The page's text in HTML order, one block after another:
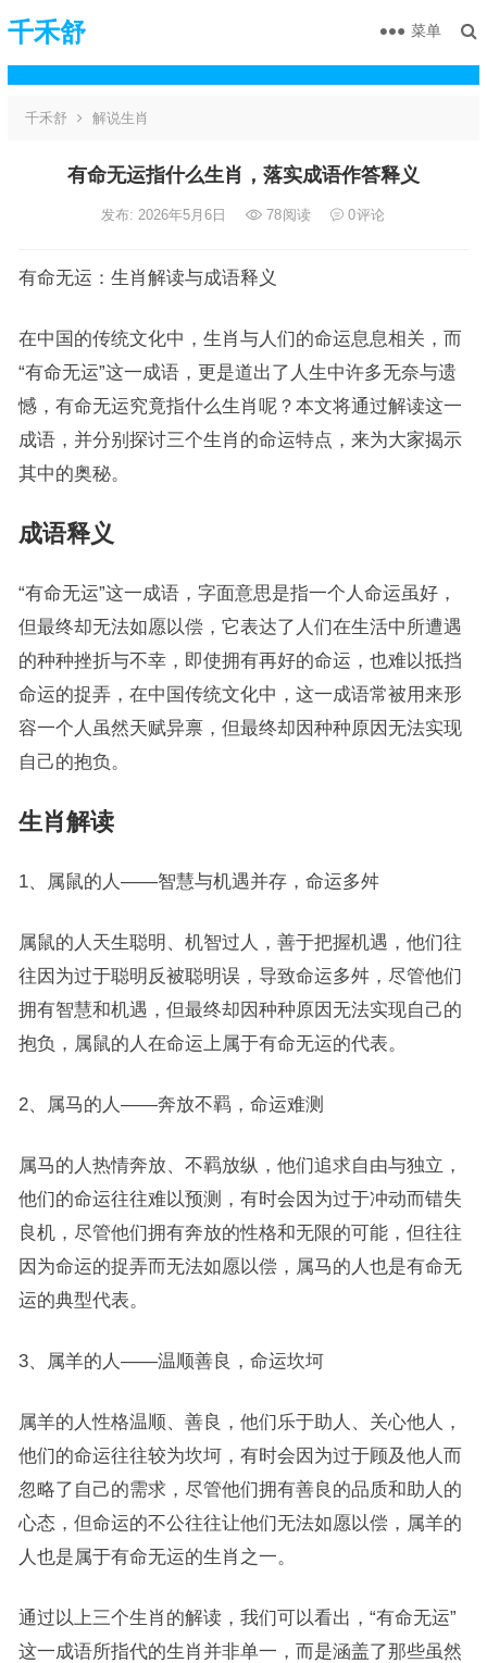
千禾舒 菜单
千禾舒 解说生肖
有命无运指什么生肖，落实成语作答释义
发布: 2026年5月6日 78阅读 0评论
有命无运：生肖解读与成语释义
在中国的传统文化中，生肖与人们的命运息息相关，而
“有命无运”这一成语，更是道出了人生中许多无奈与遗
憾，有命无运究竟指什么生肖呢？本文将通过解读这一
成语，并分别探讨三个生肖的命运特点，来为大家揭示
其中的奥秘。
成语释义
“有命无运”这一成语，字面意思是指一个人命运虽好，
但最终却无法如愿以偿，它表达了人们在生活中所遭遇
的种种挫折与不幸，即使拥有再好的命运，也难以抵挡
命运的捉弄，在中国传统文化中，这一成语常被用来形
容一个人虽然天赋异禀，但最终却因种种原因无法实现
自己的抱负。
生肖解读
1、属鼠的人——智慧与机遇并存，命运多舛
属鼠的人天生聪明、机智过人，善于把握机遇，他们往
往因为过于聪明反被聪明误，导致命运多舛，尽管他们
拥有智慧和机遇，但最终却因种种原因无法实现自己的
抱负，属鼠的人在命运上属于有命无运的代表。
2、属马的人——奔放不羁，命运难测
属马的人热情奔放、不羁放纵，他们追求自由与独立，
他们的命运往往难以预测，有时会因为过于冲动而错失
良机，尽管他们拥有奔放的性格和无限的可能，但往往
因为命运的捉弄而无法如愿以偿，属马的人也是有命无
运的典型代表。
3、属羊的人——温顺善良，命运坎坷
属羊的人性格温顺、善良，他们乐于助人、关心他人，
他们的命运往往较为坎坷，有时会因为过于顾及他人而
忽略了自己的需求，尽管他们拥有善良的品质和助人的
心态，但命运的不公往往让他们无法如愿以偿，属羊的
人也是属于有命无运的生肖之一。
通过以上三个生肖的解读，我们可以看出，“有命无运”
这一成语所指代的生肖并非单一，而是涵盖了那些虽然